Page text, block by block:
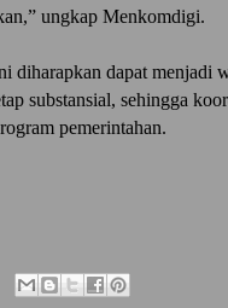
ungkap Menkomdigi.
diharapkan dapat menjadi
substansial, sehingga
pemerintahan.